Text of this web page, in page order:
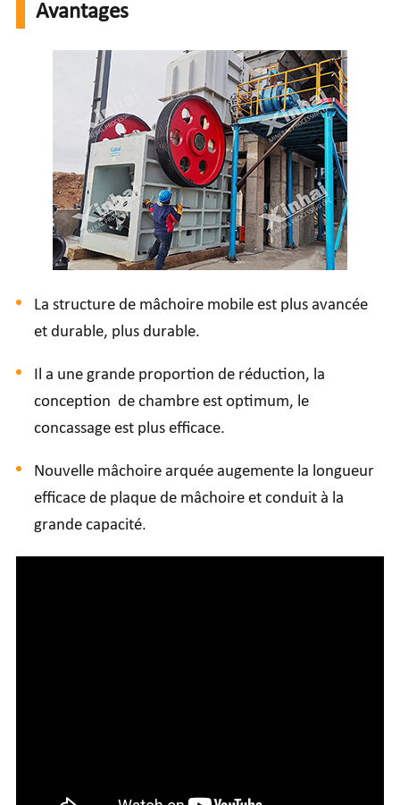
Avantages
La structure de mâchoire mobile est plus avancée
et durable, plus durable.
Il a une grande proportion de réduction, la
conception de chambre est optimum, le
concassage est plus efficace.
Nouvelle mâchoire arquée augemente la longueur
efficace de plaque de mâchoire et conduit à la
grande capacité.